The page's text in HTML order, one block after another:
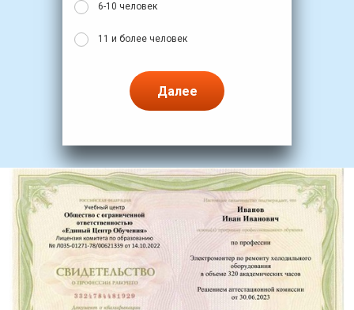
6-10 человек
11 и более человек
Далее